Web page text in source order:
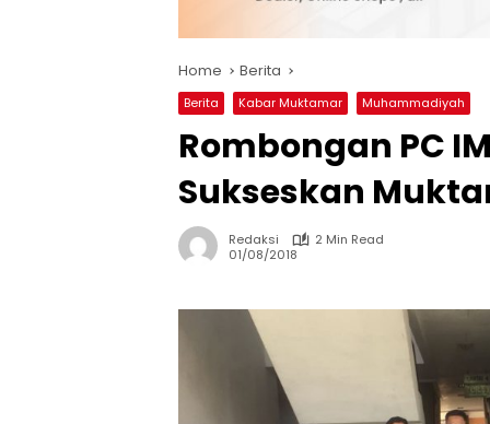
Home Berita
Berita Kabar Muktamar Muhammadiyah
Rombongan PC
Sukseskan
Redaksi
2 Min Read
01/08/2018